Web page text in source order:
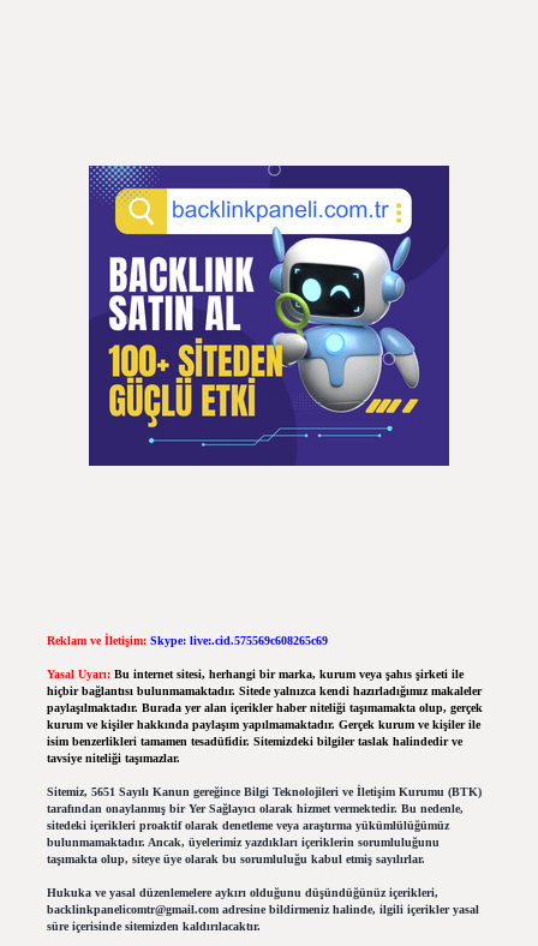
Reklam ve İletişim: Skype: live:.cid.575569c608265c69
Yasal Uyarı: Bu internet sitesi, herhangi bir marka, kurum veya şahıs şirketi ile
hiçbir bağlantısı bulunmamaktadır. Sitede yalnızca kendi hazırladığımız makaleler
paylaşılmaktadır. Burada yer alan içerikler haber niteliği taşımamakta olup, gerçek
kurum ve kişiler hakkında paylaşım yapılmamaktadır. Gerçek kurum ve kişiler ile
isim benzerlikleri tamamen tesadüfidir. Sitemizdeki bilgiler taslak halindedir ve
tavsiye niteliği taşımazlar.
Sitemiz, 5651 Sayılı Kanun gereğince Bilgi Teknolojileri ve İletişim Kurumu (BTK)
tarafından onaylanmış bir Yer Sağlayıcı olarak hizmet vermektedir. Bu nedenle,
sitedeki içerikleri proaktif olarak denetleme veya araştırma yükümlülüğümüz
bulunmamaktadır. Ancak, üyelerimiz yazdıkları içeriklerin sorumluluğunu
taşımakta olup, siteye üye olarak bu sorumluluğu kabul etmiş sayılırlar.
Hukuka ve yasal düzenlemelere aykırı olduğunu düşündüğünüz içerikleri,
backlinkpanelicomtr@gmail.comadresine bildirmeniz halinde, ilgili içerikler yasal
süre içerisinde sitemizden kaldırılacaktır.